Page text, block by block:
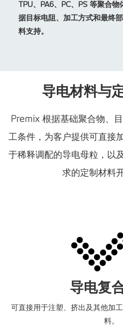
TPU、PA6、PC、PS 等聚合
据目标电阻、加工方式和最终
料支持。
导电材料与
Premix 根据基础聚合物、
工条件，为客户提供可直接
于稀释调配的导电母粒，以
求的定制材料
导电复
可直接用于注塑、挤出及其他加
料。